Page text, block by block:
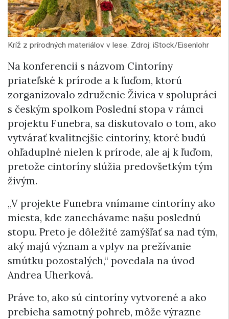
Kríž z prírodných materiálov v lese. Zdroj: iStock/Eisenlohr
Na konferencii s názvom Cintoríny
priateľské k prírode a k ľuďom, ktorú
zorganizovalo združenie Živica v spolupráci
s českým spolkom Poslední stopa v rámci
projektu Funebra, sa diskutovalo o tom, ako
vytvárať kvalitnejšie cintoríny, ktoré budú
ohľaduplné nielen k prírode, ale aj k ľuďom,
pretože cintoríny slúžia predovšetkým tým
živým.
„V projekte Funebra vnímame cintoríny ako
miesta, kde zanechávame našu poslednú
stopu. Preto je dôležité zamýšľať sa nad tým,
aký majú význam a vplyv na prežívanie
smútku pozostalých,“ povedala na úvod
Andrea Uherková.
Práve to, ako sú cintoríny vytvorené a ako
prebieha samotný pohreb, môže výrazne